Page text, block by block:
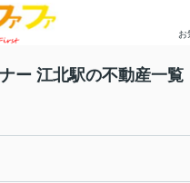
お
ー 江北駅の不動産一覧